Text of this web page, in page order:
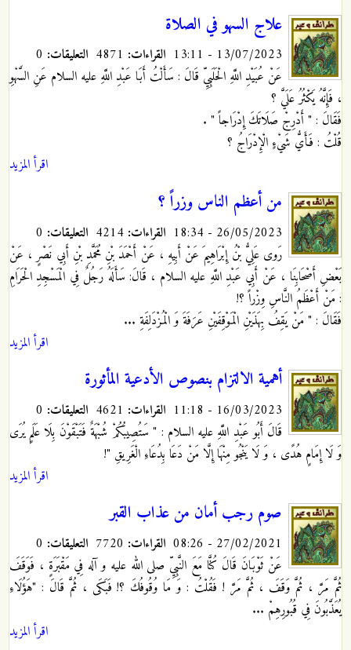
علاج السهو في الصلاة
13/07/2023 - 13:11 القراءات: التعليقات:
عَنْ عُبَيْدِ اللَّهِ الْحَلَبِيِّ قَالَ : سَأَلْتُ أَبَا عَبْدِ اللَّهِ عليه السلام عَنِ السَّهْوِ
، فَإِنَّهُ يَكْثُرُ عَلَيَّ ؟
فَقَالَ : " أَدْرِجْ صَلَاتَكَ إِدْرَاجاً " .
قُلْتُ : فَأَيُّ شَيْ‏ءٍ الْإِدْرَاجُ ؟
اقرأ المزيد
من أعظم الناس وزراً ؟
26/05/2023 - 18:34 القراءات: التعليقات:
رَوى عَلِيُّ بْنُ إِبْرَاهِيمَ عَنْ أَبِيهِ ، عَنْ أَحْمَدَ بْنِ مُحَمَّدِ بْنِ أَبِي نَصْرٍ ، عَنْ
بَعْضِ أَصْحَابِنَا ، عَنْ أَبِي عَبْدِ اللَّهِ عليه السلام ، قَالَ: سَأَلَهُ رَجُلٌ فِي الْمَسْجِدِ الْحَرَامِ
: مَنْ أَعْظَمُ النَّاسِ وِزْراً ؟!
فَقَالَ : " مَنْ يَقِفُ بِهَذَيْنِ الْمَوْقِفَيْنِ عَرَفَةَ وَ الْمُزْدَلِفَةِ ...
اقرأ المزيد
أهمية الالتزام بنصوص الأدعية المأثورة
16/03/2023 - 11:18 القراءات: التعليقات:
قَالَ أَبُو عَبْدِ اللَّهِ عليه السلام‏ : " سَتُصِيبُكُمْ شُبْهَةٌ فَتَبْقَوْنَ بِلَا عَلَمٍ يُرَى
وَ لَا إِمَامٍ هُدًى ، وَ لَا يَنْجُو مِنْهَا إِلَّا مَنْ دَعَا بِدُعَاءِ الْغَرِيقِ "!
اقرأ المزيد
صوم رجب أمان من عذاب القبر
27/02/2021 - 08:26 القراءات: التعليقات:
عَنْ ثَوْبَانَ قَالَ‏ كُنَّا مَعَ النَّبِيِّ صلى الله عليه و آله فِي مَقْبَرَةٍ ، فَوَقَفَ
ثُمَّ مَرَّ ، ثُمَّ وَقَفَ ، ثُمَّ مَرَّ ! فَقُلْتُ : وَ مَا وُقُوفُكَ ؟! فَبَكَى ، ثُمَّ قَالَ : "هَؤُلَاءِ
يُعَذَّبُونَ‏ فِي‏ قُبُورِهِمْ‏ ...
اقرأ المزيد